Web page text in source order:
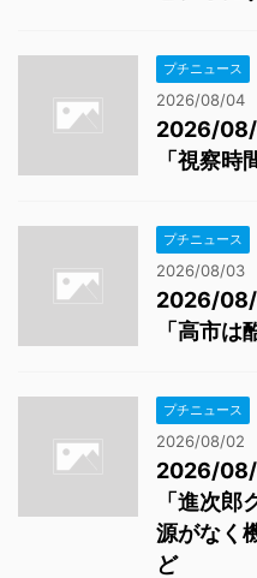
プチニュース
2026/08/04
2026/08/
「視察時
プチニュース
2026/08/03
2026/08/
「高市は
プチニュース
2026/08/02
2026/08/
「進次
源がなく
ど